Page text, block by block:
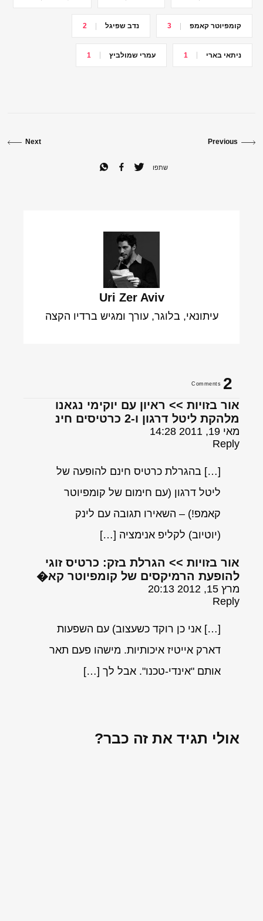
קומפיוטר קאמפ 3 נדב שפיגל 2
ניתאי בארי 1 עמרי שמולביץ 1
Previous
Next
שתפו
Uri Zer Aviv
עיתונאי, בלוגר, עורך ומגיש ברדיו הקצה
2
Comments
אור בזויות >> ראיון עם יוקימי נגאנו
מלהקת ליטל דרגון ו-2 כרטיסים חינ
מאי 19, 2011 14:28
Reply
[…] בהגרלת כרטיס חינם להופעה של
ליטל דרגון (עם חימום של קומפיוטר
קאמפ!) – השאירו תגובה עם לינק
(יוטיוב) לקליפ אנימציה […]
אור בזויות >> הגרלת בזק: כרטיס זוגי
להופעת הרמיקסים של קומפיוטר קא�
מרץ 15, 2012 20:13
Reply
[…] אני כן רוקד כשעצוב) עם השפעות
דארק אייטיז איכותיות. מישהו פעם תאר
אותם "אינדי-טכנו". אבל לך […]
אולי תגיד את זה כבר?